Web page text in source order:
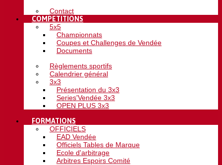
Contact
COMPETITIONS
5x5
Championnats
Coupes et Challenges de Vendée
Documents
Règlements sportifs
Calendrier général
3x3
Présentation du 3x3
Series'Vendée 3x3
OPEN PLUS 3x3
FORMATIONS
OFFICIELS
EAD Vendée
Officiels Tables de Marque
Ecole d'arbitrage
Arbitres Espoirs Comité